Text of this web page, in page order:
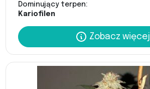
Dominujący terpen:
Kariofilen
Zobacz więcej